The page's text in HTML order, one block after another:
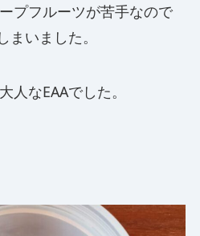
プフルーツが苦手なので
まいました。
人なEAAでした。